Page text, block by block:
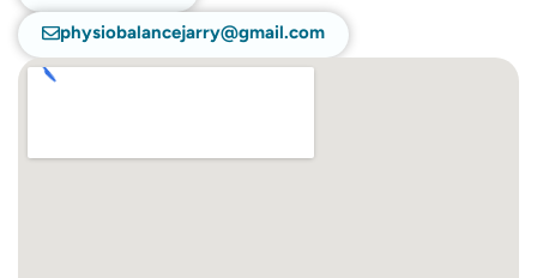
physiobalancejarry@gmail.com